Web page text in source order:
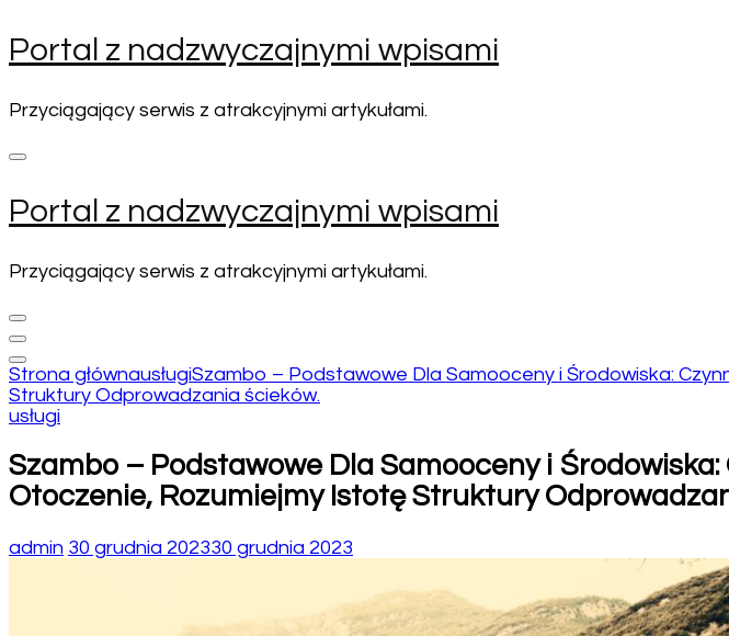
Pomiń
i
do
zawartości
enter)
Portal z nadzwyczajnymi wpisami
Przyciągający serwis z atrakcyjnymi artykułami.
Portal z nadzwyczajnymi wpisami
Przyciągający serwis z atrakcyjnymi artykułami.
Strona głównausługiSzambo – Podstawowe Dla Samooceny i Środowiska:
Struktury Odprowadzania ścieków.
usługi
Szambo – Podstawowe Dla Samooceny i
Otoczenie, Rozumiejmy Istotę Struktury
admin 30 grudnia 202330 grudnia 2023